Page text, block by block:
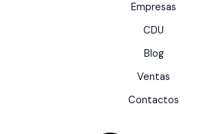
Empresas
CDU
Blog
Ventas
Contactos